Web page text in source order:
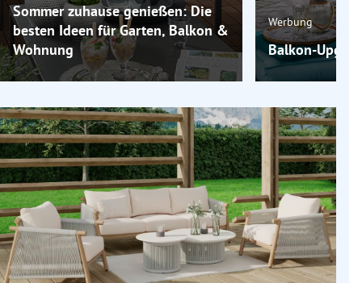
Sommer zuhause genießen: Die
besten Ideen für Garten, Balkon &
Wohnung
Werbung
Balkon-